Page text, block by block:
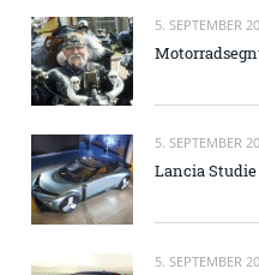
5. SEPTEMBER
5. SEPTEMBER
Lancia
5. SEPTEMBER